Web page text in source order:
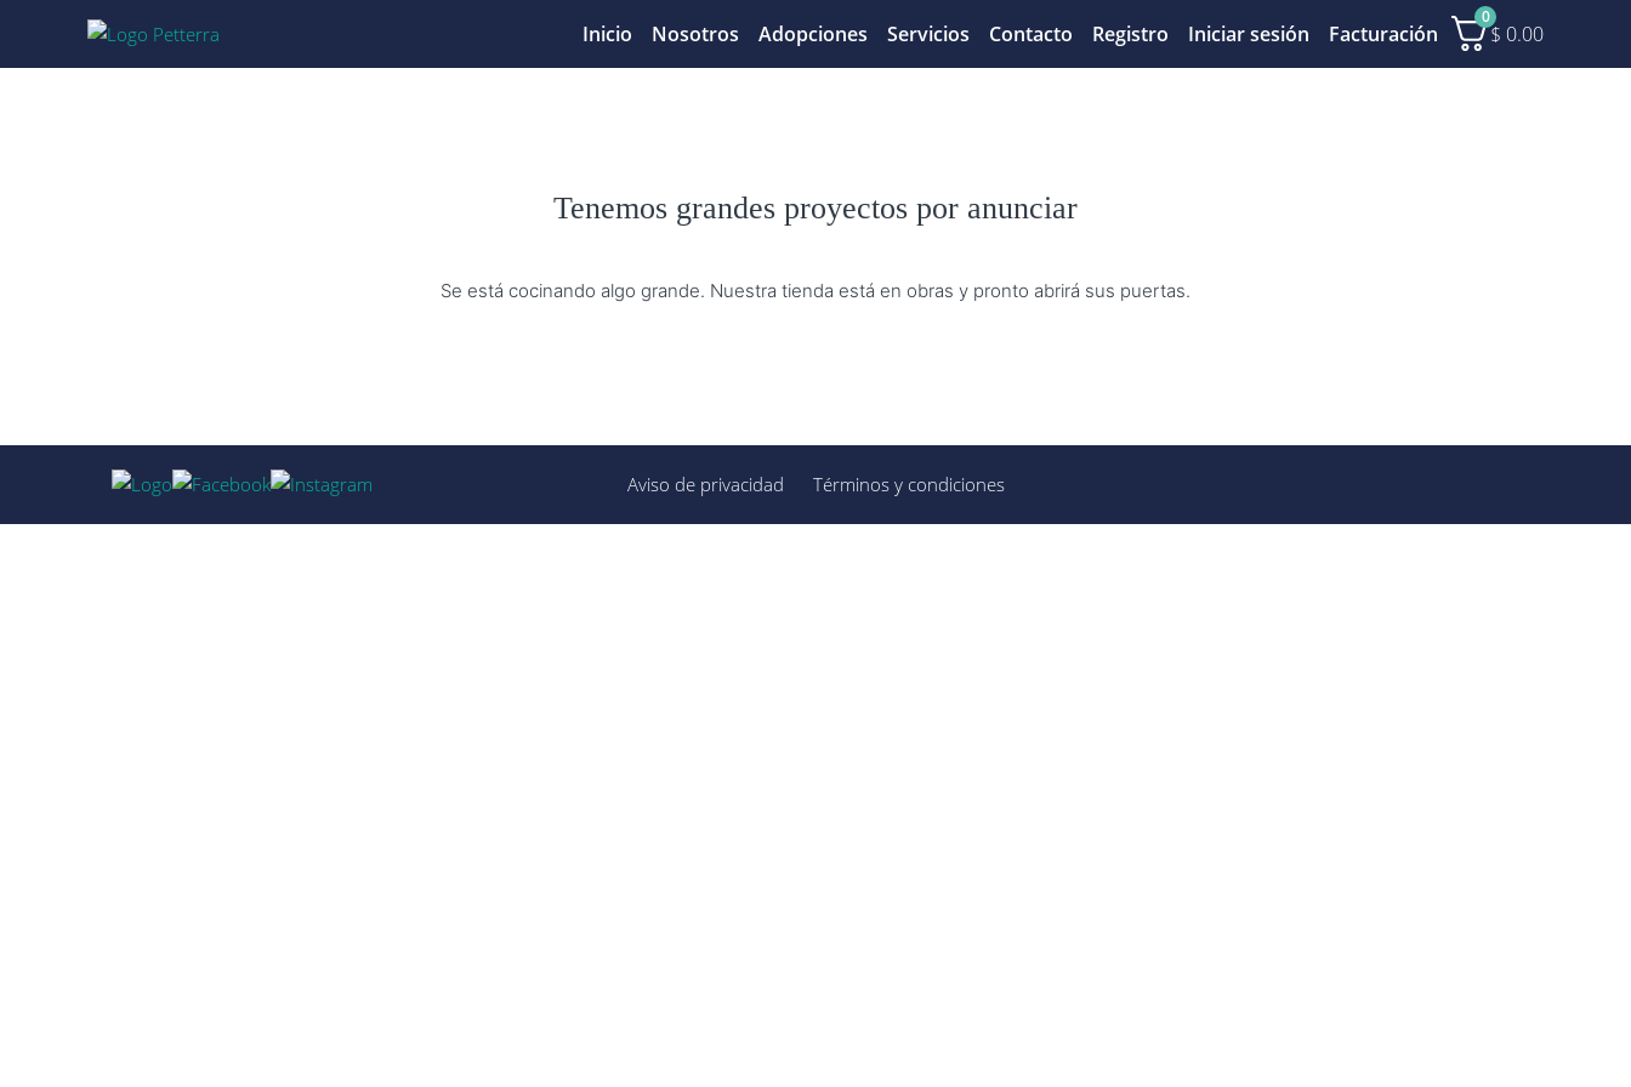
Inicio Nosotros Adopciones Servicios Contacto Registro Iniciar sesión Facturación
0
$ 0.00
Tenemos grandes proyectos por anunciar
Se está cocinando algo grande. Nuestra tienda está en obras y pronto abrirá sus puertas.
Aviso de privacidad Términos y condiciones